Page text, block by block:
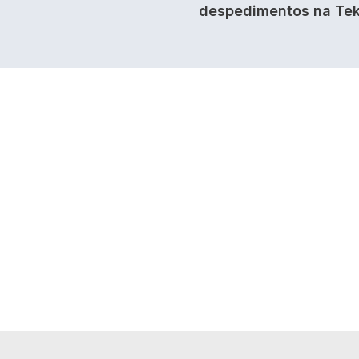
despedimentos na